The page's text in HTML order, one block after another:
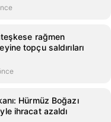
rağmen
topçu saldırıları
Hürmüz Boğazı
ihracat azaldı